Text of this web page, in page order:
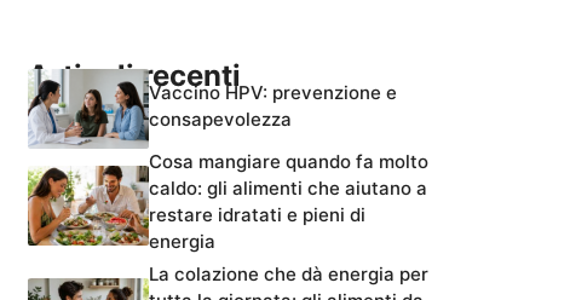
Articoli recentiVaccino HPV: prevenzione e
consapevolezza
Cosa mangiare quando fa molto
caldo: gli alimenti che aiutano a
restare idratati e pieni di
energia
La colazione che dà energia per